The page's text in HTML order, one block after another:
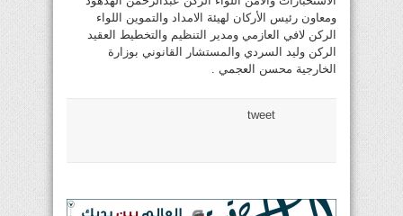
ومعاون رئيس الأركان لهيئة الامداد والتموين اللواء
الركن لافي العازمي ومدير التنظيم والتخطيط العقيد
الركن وليد السردي والمستشار القانوني بوزارة
الخارجية محسن العجمي .
tweet